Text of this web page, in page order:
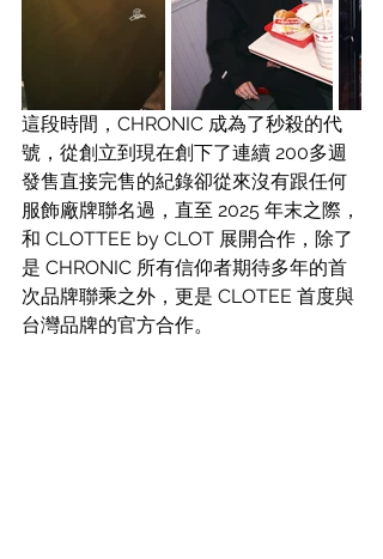
這段時間， CHRONIC 成為了秒殺的代
號，從創立到現在創下了連續 200多週
發售直接完售的紀錄卻從來沒有跟任何
服飾廠牌聯名過，直至 2025 年末之際，
和 CLOTTEE by CLOT 展開合作，除了
是 CHRONIC 所有信仰者期待多年的首
次品牌聯乘之外，更是 CLOTEE 首度與
台灣品牌的官方合作。